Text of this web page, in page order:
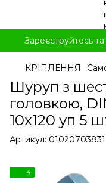
Зареєструйтесь
КРІПЛЕННЯ
Шуруп з
головкою,
10x120 уп 5
Артикул: 01020703831
4